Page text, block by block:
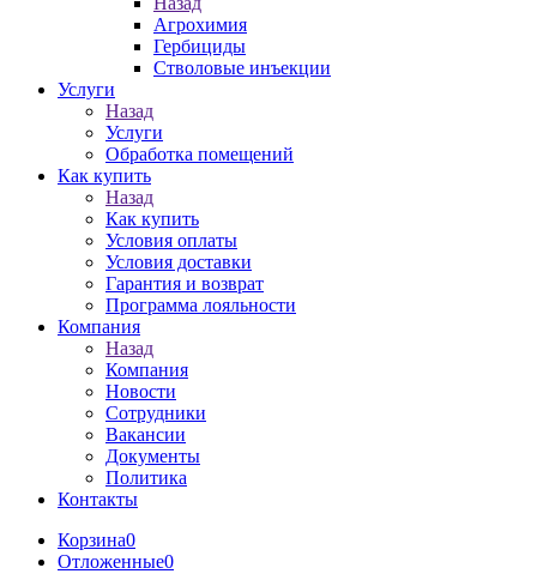
Агрохимия
Гербициды
Стволовые инъекции
Услуги
Назад
Услуги
Обработка помещений
Как купить
Назад
Как купить
Условия оплаты
Условия доставки
Гарантия и возврат
Программа лояльности
Компания
Назад
Компания
Новости
Сотрудники
Вакансии
Документы
Политика
Контакты
Корзина0
Отложенные0